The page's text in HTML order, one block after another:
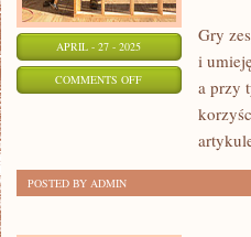
APRIL - 27 - 2025
COMMENTS OFFON
ROZWIJAJĄCA
KREATYWNOŚĆ
Gry
i
a przy
POSTED BY ADMIN